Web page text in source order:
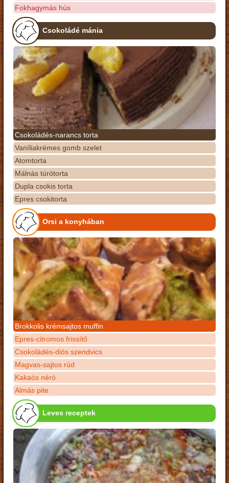
Fokhagymás hús
Csokoládé mánia
Csokoládés-narancs torta
Vaníliakrémes gomb szelet
Atomtorta
Málnás túrótorta
Dupla csokis torta
Epres csokitorta
Orsi a konyhában
Brokkolis krémsajtos muffin
Epres-citromos frissítő
Csokoládés-diós szendvics
Magvas-sajtos rúd
Kakaós néró
Almás pite
Leves receptek